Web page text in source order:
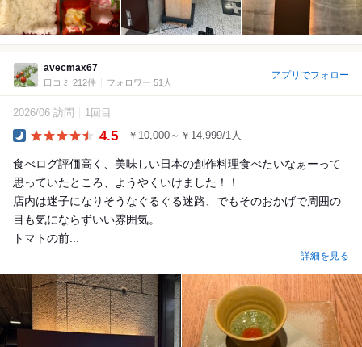
avecmax67
口コミ 212件 フォロワー 51人
アプリでフォロー
2026/06 訪問 1回目
4.5 ￥10,000～￥14,999/1人
食べログ評価高く、美味しい日本の創作料理食べたいなぁーって
思っていたところ、ようやくいけました！！
店内は迷子になりそうなぐるぐる迷路、でもそのおかげで周囲の
目も気にならずいい雰囲気。
トマトの前...
詳細を見る